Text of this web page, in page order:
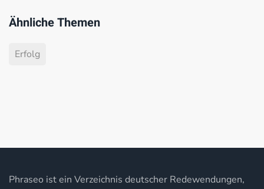
Ähnliche Themen
Erfolg
Phraseo ist ein Verzeichnis deutscher Redewendungen,